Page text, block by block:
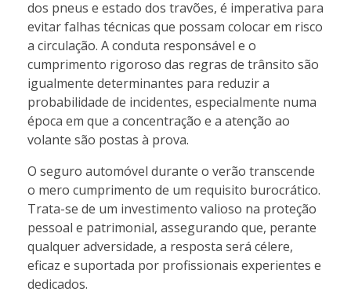
dos pneus e estado dos travões, é imperativa para
evitar falhas técnicas que possam colocar em risco
a circulação. A conduta responsável e o
cumprimento rigoroso das regras de trânsito são
igualmente determinantes para reduzir a
probabilidade de incidentes, especialmente numa
época em que a concentração e a atenção ao
volante são postas à prova.
O seguro automóvel durante o verão transcende
o mero cumprimento de um requisito burocrático.
Trata-se de um investimento valioso na proteção
pessoal e patrimonial, assegurando que, perante
qualquer adversidade, a resposta será célere,
eficaz e suportada por profissionais experientes e
dedicados.